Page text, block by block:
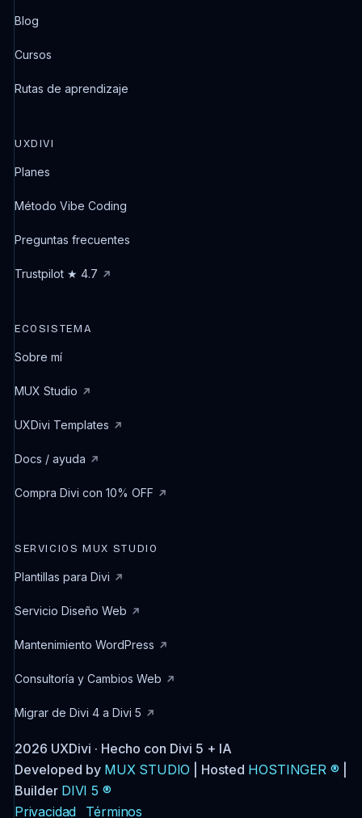
Blog
Cursos
Rutas de aprendizaje
UXDIVI
Planes
Método Vibe Coding
Preguntas frecuentes
Trustpilot ★ 4.7
ECOSISTEMA
Sobre mí
MUX Studio
UXDivi Templates
Docs / ayuda
Compra Divi con 10% OFF
SERVICIOS MUX STUDIO
Plantillas para Divi
Servicio Diseño Web
Mantenimiento WordPress
Consultoría y Cambios Web
Migrar de Divi 4 a Divi 5
2026 UXDivi · Hecho con Divi 5 + IA
Developed by MUX STUDIO | Hosted HOSTINGER ®
Builder DIVI 5 ®
Privacidad
Términos